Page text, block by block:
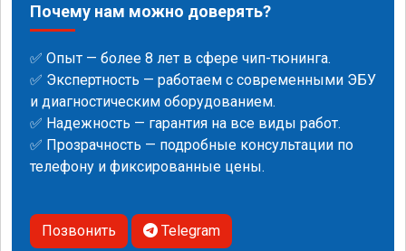
Почему нам можно доверять?
✅ Опыт — более 8 лет в сфере чип-тюнинга.
✅ Экспертность — работаем с современными ЭБУ
и диагностическим оборудованием.
✅ Надежность — гарантия на все виды работ.
✅ Прозрачность — подробные консультации по
телефону и фиксированные цены.
Позвонить Telegram